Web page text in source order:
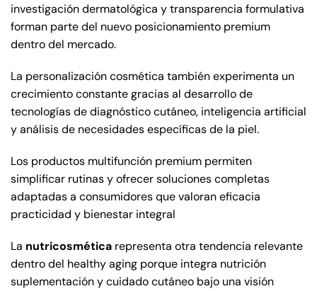
investigación dermatológica y transparencia formulativa
forman parte del nuevo posicionamiento premium
dentro del mercado.
La personalización cosmética también experimenta un
crecimiento constante gracias al desarrollo de
tecnologías de diagnóstico cutáneo, inteligencia artificial
y análisis de necesidades específicas de la piel.
Los productos multifunción premium permiten
simplificar rutinas y ofrecer soluciones completas
adaptadas a consumidores que valoran eficacia
practicidad y bienestar integral
La nutricosmética representa otra tendencia relevante
dentro del healthy aging porque integra nutrición
suplementación y cuidado cutáneo bajo una visión